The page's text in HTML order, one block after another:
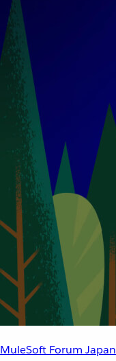
MuleSoft Forum Japan